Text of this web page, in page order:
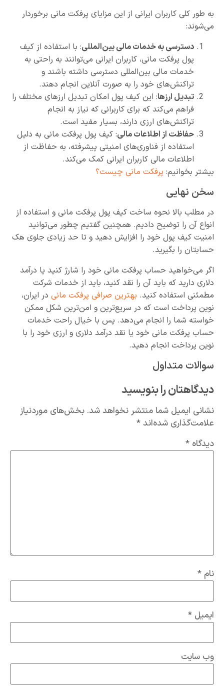
به طور کلی کاربران ایرانی از این مزایای پرفکت مانی برخوردار
می‌شوند:
دسترسی به خدمات مالی بین‌المللی: با استفاده از کیف
پول پرفکت مانی، کاربران ایرانی می‌توانند به راحتی به
خدمات مالی بین‌المللی دسترسی داشته باشند و
تراکنش‌های خود را به صورت آنلاین انجام دهند.
تبدیل ارزها: این کیف پول امکان تبدیل ارزهای مختلف را
فراهم می‌کند که برای کاربرانی که نیاز به انجام
تراکنش‌های ارزی دارند، بسیار مفید است.
حفاظت از اطلاعات مالی: کیف پول پرفکت مانی به دلیل
استفاده از فناوری‌های امنیتی پیشرفته، به حفاظت از
اطلاعات مالی کاربران ایرانی کمک می‌کند.
بیشتر بخوانیم: پرفکت مانی چیست؟
سخن نهایی
در مطلب بالا نحوه ساخت کیف پول پرفکت مانی و استفاده از
انواع آن را توضیح دادیم. همچنین گفتیم چطور می‌توانید
امنیت کیف پول خود را افزایش دهید و تا حد زیادی جلوی هک
حسابتان را بگیرید.
اگر می‌خواهید حساب پرفکت مانی خود را شارژ کنید یا درآمد
دلاری دارید که باید آن را نقد کنید، باید از خدمات شرکت
مطمئنی استفاده کنید. بهترین صرافی پرفکت مانی در ایران،
نوین پرداخت است که در سریع‌ترین و امن‌ترین شکل ممکن
خواسته شما را انجام می‌دهد. پس با خیال راحت خدمات
حساب پرفکت مانی خود یا نقد درآمد دلاری و ارزی خود را با
نوین پرداخت انجام دهید.
سوالات متداول
دیدگاهتان را بنویسید
نشانی ایمیل شما منتشر نخواهد شد. بخش‌های موردنیاز
علامت‌گذاری شده‌اند*
دیدگاه *
نام *
ایمیل *
وب‌ سایت